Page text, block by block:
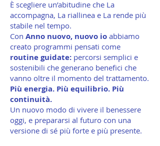
È scegliere un’abitudine che La
accompagna, La riallinea e La rende più
stabile nel tempo.
Con Anno nuovo, nuovo io abbiamo
creato programmi pensati come
routine guidate: percorsi semplici e
sostenibili che generano benefici che
vanno oltre il momento del trattamento.
Più energia. Più equilibrio. Più
continuità.
Un nuovo modo di vivere il benessere
oggi, e prepararsi al futuro con una
versione di sé più forte e più presente.